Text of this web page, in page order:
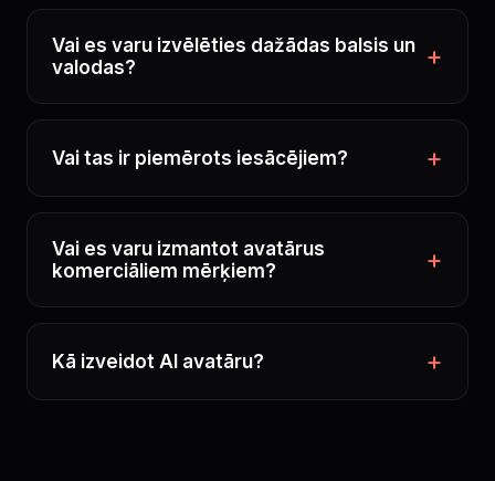
Vai es varu izvēlēties dažādas balsis un
valodas?
Vai tas ir piemērots iesācējiem?
Vai es varu izmantot avatārus
komerciāliem mērķiem?
Kā izveidot AI avatāru?